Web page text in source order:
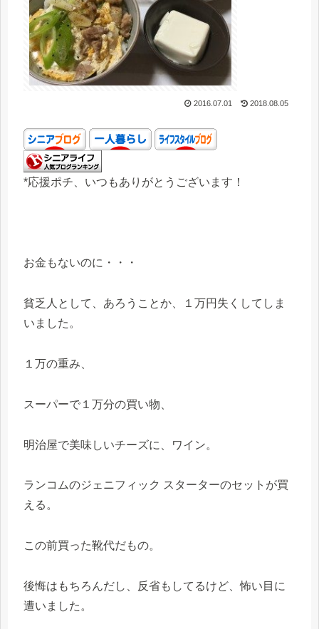
2016.07.01 2018.08.05
*応援ポチ、いつもありがとうございます！
お金もないのに・・・
貧乏人として、あろうことか、１万円失くしてしま
いました。
１万の重み、
スーパーで１万分の買い物、
明治屋で美味しいチーズに、ワイン。
ランコムのジェニフィック スターターのセットが買
える。
この前買った靴代だもの。
後悔はもちろんだし、反省もしてるけど、怖い目に
遭いました。